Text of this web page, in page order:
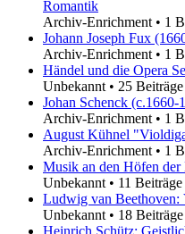
Romantik
Archiv-Enrichment • 1
Johann Joseph Fux
Archiv-Enrichment • 1
Händel und die Opera
Unbekannt • 25 Beiträge
Johan Schenck
Archiv-Enrichment • 1
August Kühnel
Archiv-Enrichment • 1
Musik an den Höfen
Unbekannt • 11 Beiträge
Ludwig van Beethoven:
Unbekannt • 18 Beiträge
Heinrich Schütz: